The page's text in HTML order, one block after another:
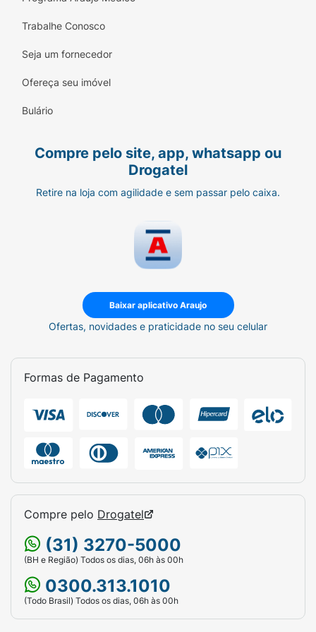
Paçoca e deixe-se levar por essa tentação
Trabalhe Conosco
Seja um fornecedor
Ofereça seu imóvel
Bulário
Compre pelo site, app, whatsapp ou
Drogatel
Retire na loja com agilidade e sem passar pelo caixa.
Baixar aplicativo Araujo
Ofertas, novidades e praticidade no seu celular
Formas de Pagamento
Compre pelo Drogatel
(31) 3270-5000
(BH e Região) Todos os dias, 06h às 00h
0300.313.1010
(Todo Brasil) Todos os dias, 06h às 00h